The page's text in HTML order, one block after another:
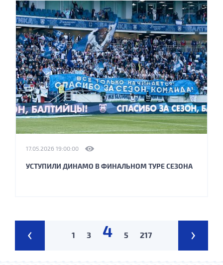
17.05.2026 19:00:00
УСТУПИЛИ ДИНАМО В ФИНАЛЬНОМ ТУРЕ СЕЗОНА
‹ 1 3 4 5 217 ›